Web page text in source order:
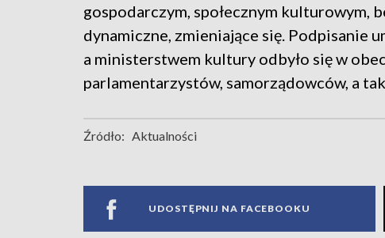
gospodarczym, społecznym kulturowym,
dynamiczne, zmieniające się. Podpisanie
a ministerstwem kultury odbyło się w
parlamentarzystów, samorządowców, a
Źródło: Aktualności
UDOSTĘPNIJ NA FACEBOOKU